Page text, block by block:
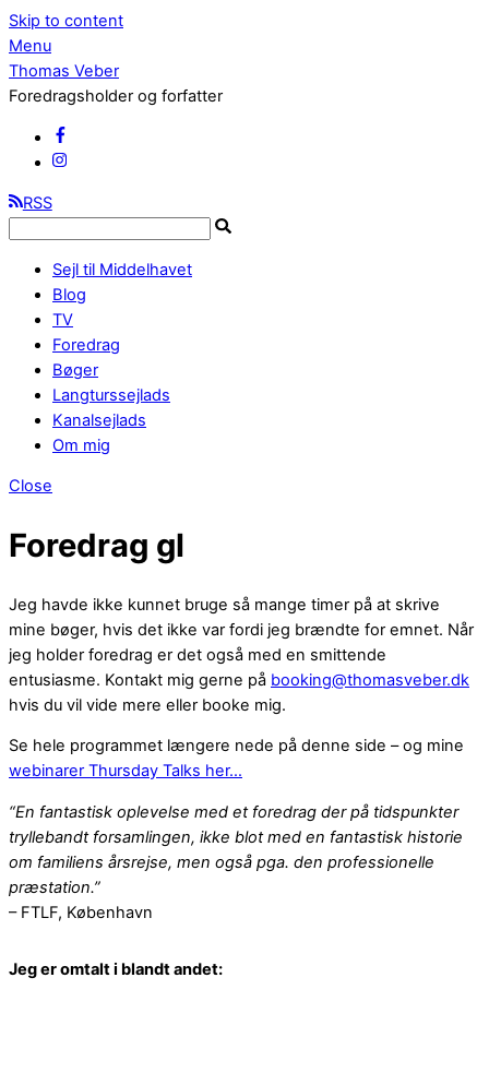
Skip to content
Menu
Thomas Veber
Foredragsholder og forfatter
RSS
Sejl til Middelhavet
Blog
TV
Foredrag
Bøger
Langturssejlads
Kanalsejlads
Om mig
Close
Foredrag gl
Jeg havde ikke kunnet bruge så mange timer på at skrive
mine bøger, hvis det ikke var fordi jeg brændte for emnet. Når
jeg holder foredrag er det også med en smittende
entusiasme. Kontakt mig gerne på booking@thomasveber.dk
hvis du vil vide mere eller booke mig.
Se hele programmet længere nede på denne side – og mine
webinarer Thursday Talks her…
“En fantastisk oplevelse med et foredrag der på tidspunkter
tryllebandt forsamlingen, ikke blot med en fantastisk historie
om familiens årsrejse, men også pga. den professionelle
præstation.”
– FTLF, København
Jeg er omtalt i blandt andet: